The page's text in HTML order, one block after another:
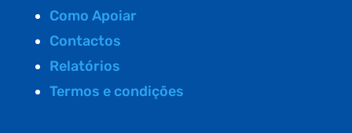
Como Apoiar
Contactos
Relatórios
Termos e condições